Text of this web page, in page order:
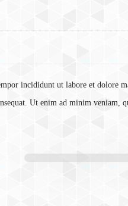
incididunt ut labore et dolore
Ut enim ad minim veniam,